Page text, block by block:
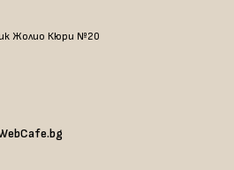
Жолио Кюри №20